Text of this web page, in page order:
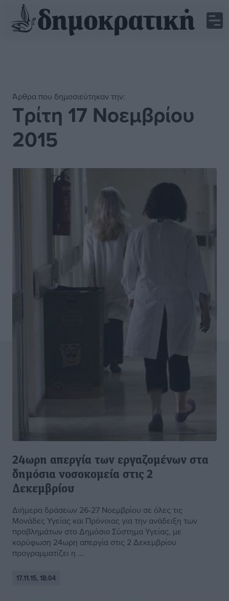
Άρθρα που δημοσιεύτηκαν την:
Τρίτη 17 Νοεμβρίου
2015
24ωρη απεργία των εργαζομένων στα
δημόσια νοσοκομεία στις 2
Δεκεμβρίου
Διήμερα δράσεων 26-27 Νοεμβρίου σε όλες τις
Μονάδες Υγείας και Πρόνοιας για την ανάδειξη των
προβλημάτων στο Δημόσιο Σύστημα Υγείας, με
κορύφωση 24ωρη απεργία στις 2 Δεκεμβρίου
προγραμματίζει η ...
17.11.15, 18:04